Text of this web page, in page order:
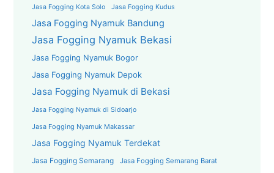
Jasa Fogging Kota Solo Jasa Fogging Kudus
Jasa Fogging Nyamuk Bandung
Jasa Fogging Nyamuk Bekasi
Jasa Fogging Nyamuk Bogor
Jasa Fogging Nyamuk Depok
Jasa Fogging Nyamuk di Bekasi
Jasa Fogging Nyamuk di Sidoarjo
Jasa Fogging Nyamuk Makassar
Jasa Fogging Nyamuk Terdekat
Jasa Fogging Semarang Jasa Fogging Semarang Barat